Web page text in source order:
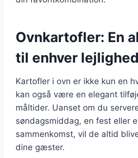
Ovnkartofler: En
til enhver lejlighed
Kartofler i ovn er ikke kun en
kan også være en elegant
måltider. Uanset om du
søndagsmiddag, en fest eller
sammenkomst, vil de altid
dine gæster.